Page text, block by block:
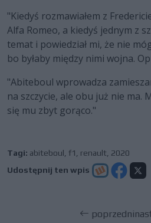
"Kiedyś rozmawiałem z
Alfa Romeo, a kiedyś jednym z
temat i powiedział mi, że nie
bo byłaby między nimi wojna.
"Abiteboul wprowadza
na szczycie, ale obu już nie ma.
się mu zbyt gorąco."
Tagi: abiteboul f1 renault 2020
Udostępnij ten wpis
poprzedni